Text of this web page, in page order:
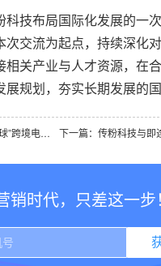
科技布局国际化发展的一次
次交流为起点，持续深化
相关产业与人才资源，在
规划，夯实长期发展的国
上一篇：“渝造无界 e键全球”跨境电商峰会 传粉科技解码重庆制造出海新机遇
销时代，只差这一步！